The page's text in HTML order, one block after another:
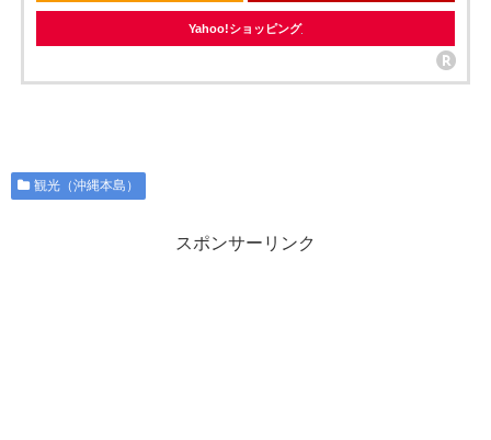
Yahoo!ショッピング
観光（沖縄本島）
スポンサーリンク